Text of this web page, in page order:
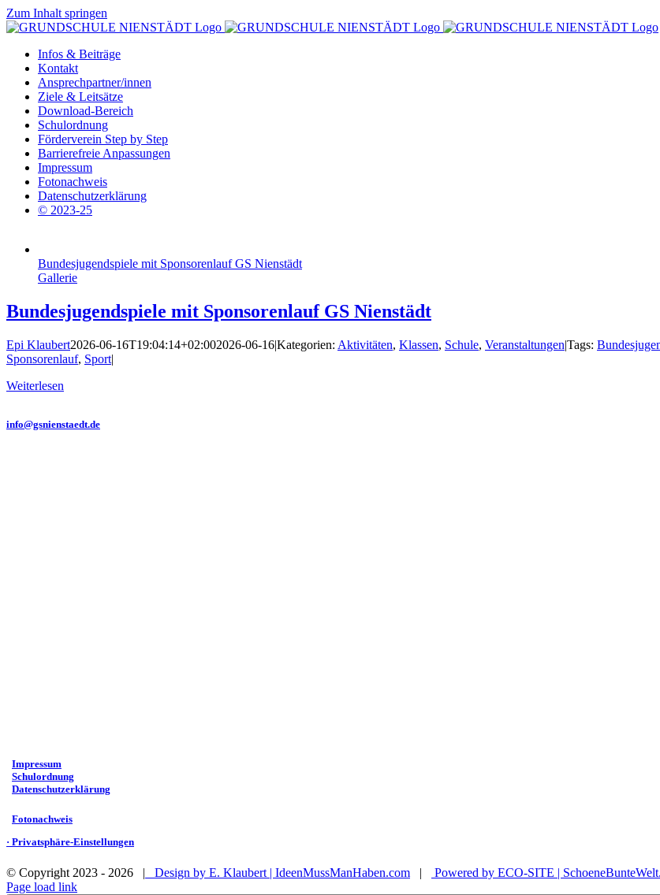
Zum Inhalt springen
Infos & Beiträge
Kontakt
Ansprechpartner/innen
Ziele & Leitsätze
Download-Bereich
Schulordnung
Förderverein Step by Step
Barrierefreie Anpassungen
Impressum
Fotonachweis
Datenschutzerklärung
© 2023-25
Bundesjugendspiele mit Sponsorenlauf GS Nienstädt
Gallerie
Bundesjugendspiele mit Sponsorenlauf GS Nienstädt
Epi Klaubert2026-06-16T19:04:14+02:002026-06-16|Kategorien: Aktivitäten, Klassen, Schule, Veranstaltungen|Tags:
Sponsorenlauf, Sport|
Weiterlesen
info@gsnienstaedt.de
Impressum
Schulordnung
Datenschutzerklärung
Fotonachweis
· Privatsphäre-Einstellungen
© Copyright 2023 - 2026 | Design by E. Klaubert | IdeenMussManHaben.com |
Powered by ECO-SITE |
Page load link